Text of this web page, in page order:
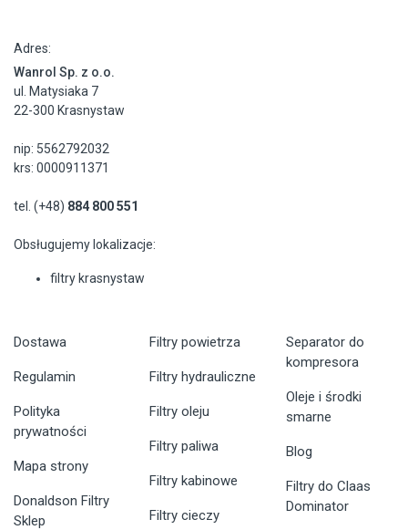
Adres:
Wanrol Sp. z o.o.
ul. Matysiaka 7
22-300 Krasnystaw
nip: 5562792032
krs: 0000911371
tel. (+48) 884 800 551
Obsługujemy lokalizacje:
filtry krasnystaw
Dostawa
Regulamin
Polityka
prywatności
Mapa strony
Donaldson Filtry
Sklep
Filtry powietrza
Filtry hydrauliczne
Filtry oleju
Filtry paliwa
Filtry kabinowe
Filtry cieczy
Separator do
kompresora
Oleje i środki
smarne
Blog
Filtry do Claas
Dominator